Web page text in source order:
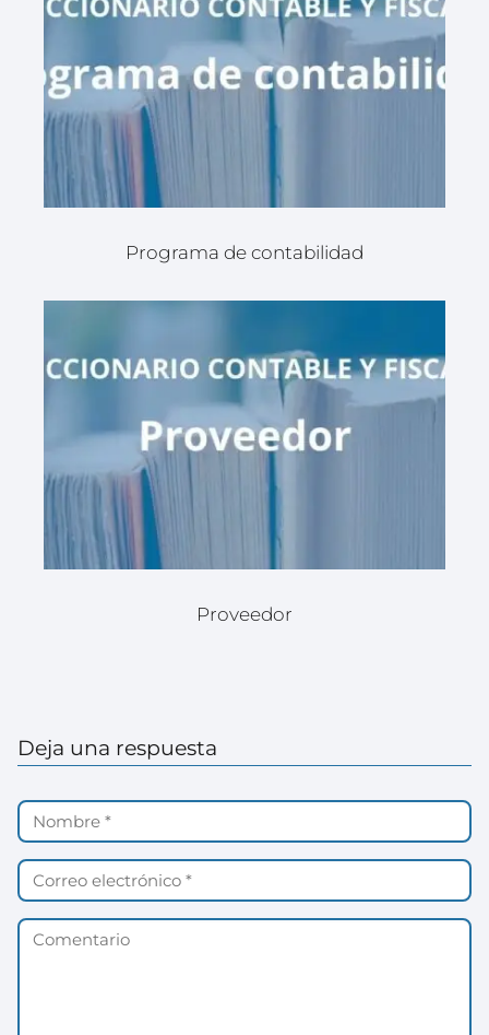
Programa de contabilidad
Proveedor
Deja una respuesta